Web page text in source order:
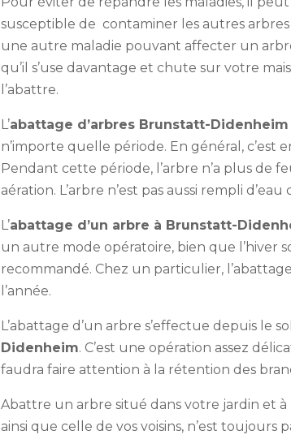
susceptible de contaminer les autres
une autre maladie pouvant affecter un
qu’il s’use davantage et chute sur votre
l’abattre.
L’abattage d’arbres Brunstatt-Didenheim
n’importe quelle période. En général, c’est
Pendant cette période, l’arbre n’a plus de
aération. L’arbre n’est pas aussi rempli
L’abattage d’un arbre à Brunstatt-
un autre mode opératoire, bien que l’hiver
recommandé. Chez un particulier,
l’année.
L’abattage d’un arbre s’effectue depuis le
Didenheim. C’est une opération assez
faudra faire attention à la rétention des
Abattre un arbre situé dans votre jardin et
ainsi que celle de vos voisins, n’est toujours